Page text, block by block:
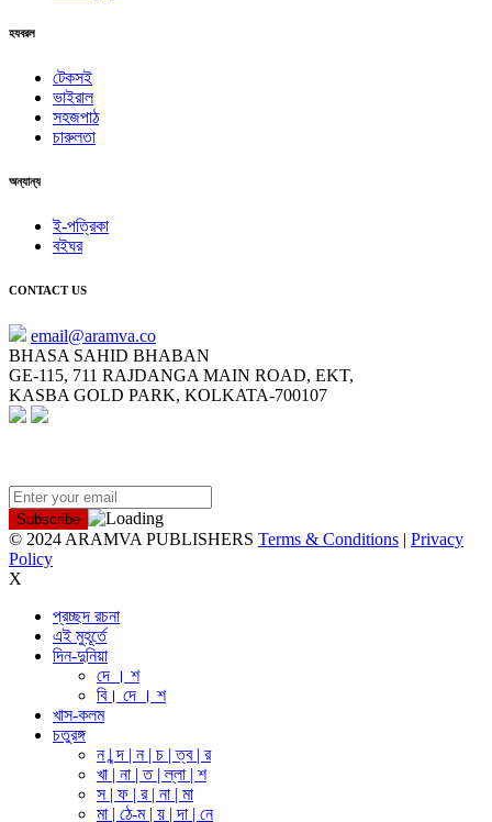
হযবরল
টেকসই
ভাইরাল
সহজপাঠ
চারুলতা
অন্যান্য
ই-পত্রিকা
বইঘর
CONTACT US
email@aramva.co
BHASA SAHID BHABAN
GE-115, 711 RAJDANGA MAIN ROAD, EKT,
KASBA GOLD PARK, KOLKATA-700107
© 2024 ARAMVA PUBLISHERS Terms & Conditions | Privacy
Policy
X
প্রচ্ছদ রচনা
এই মুহূর্তে
দিন-দুনিয়া
দে । শ
বি। দে । শ
খাস-কলম
চতুরঙ্গ
ন | ন্দ | ন | চ | ত্ব | র
খা | না | ত | ল্লা | শ
স | ফ | র | না | মা
মা | ঠে-ম | য় | দা | নে